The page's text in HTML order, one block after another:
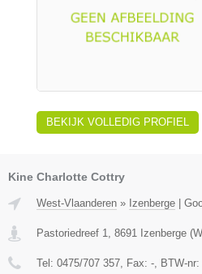
BEKIJK VOLLEDIG PROFIEL
Kine Charlotte Cottry
West-Vlaanderen » Izenberge
Pastoriedreef 1 8691 Izenberge (
Tel: 0475/707 357 , Fax: - , BTW-nr: